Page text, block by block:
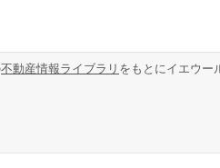
不動産情報ライブラリ をもとにイエウー